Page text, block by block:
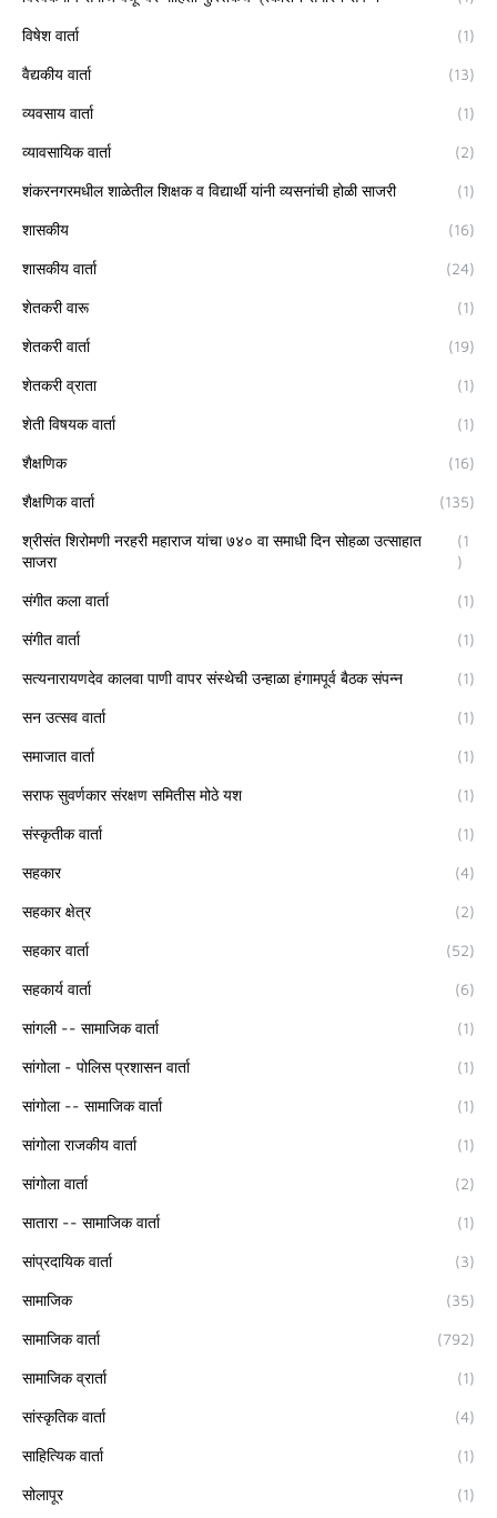
विषेश वार्ता (1)
वैद्यकीय वार्ता (13)
व्यवसाय वार्ता (1)
व्यावसायिक वार्ता (2)
शंकरनगरमधील शाळेतील शिक्षक व विद्यार्थी यांनी व्यसनांची होळी साजरी (1)
शासकीय (16)
शासकीय वार्ता (24)
शेतकरी वारू (1)
शेतकरी वार्ता (19)
शेतकरी व्राता (1)
शेती विषयक वार्ता (1)
शैक्षणिक (16)
शैक्षणिक वार्ता (135)
श्रीसंत शिरोमणी नरहरी महाराज यांचा ७४० वा समाधी दिन सोहळा उत्साहात
साजरा
(1
)
संगीत कला वार्ता (1)
संगीत वार्ता (1)
सत्यनारायणदेव कालवा पाणी वापर संस्थेची उन्हाळा हंगामपूर्व बैठक संपन्न (1)
सन उत्सव वार्ता (1)
समाजात वार्ता (1)
सराफ सुवर्णकार संरक्षण समितीस मोठे यश (1)
संस्कृतीक वार्ता (1)
सहकार (4)
सहकार क्षेत्र (2)
सहकार वार्ता (52)
सहकार्य वार्ता (6)
सांगली -- सामाजिक वार्ता (1)
सांगोला - पोलिस प्रशासन वार्ता (1)
सांगोला -- सामाजिक वार्ता (1)
सांगोला राजकीय वार्ता (1)
सांगोला वार्ता (2)
सातारा -- सामाजिक वार्ता (1)
सांप्रदायिक वार्ता (3)
सामाजिक (35)
सामाजिक वार्ता (792)
सामाजिक व्रार्ता (1)
सांस्कृतिक वार्ता (4)
साहित्यिक वार्ता (1)
सोलापूर (1)